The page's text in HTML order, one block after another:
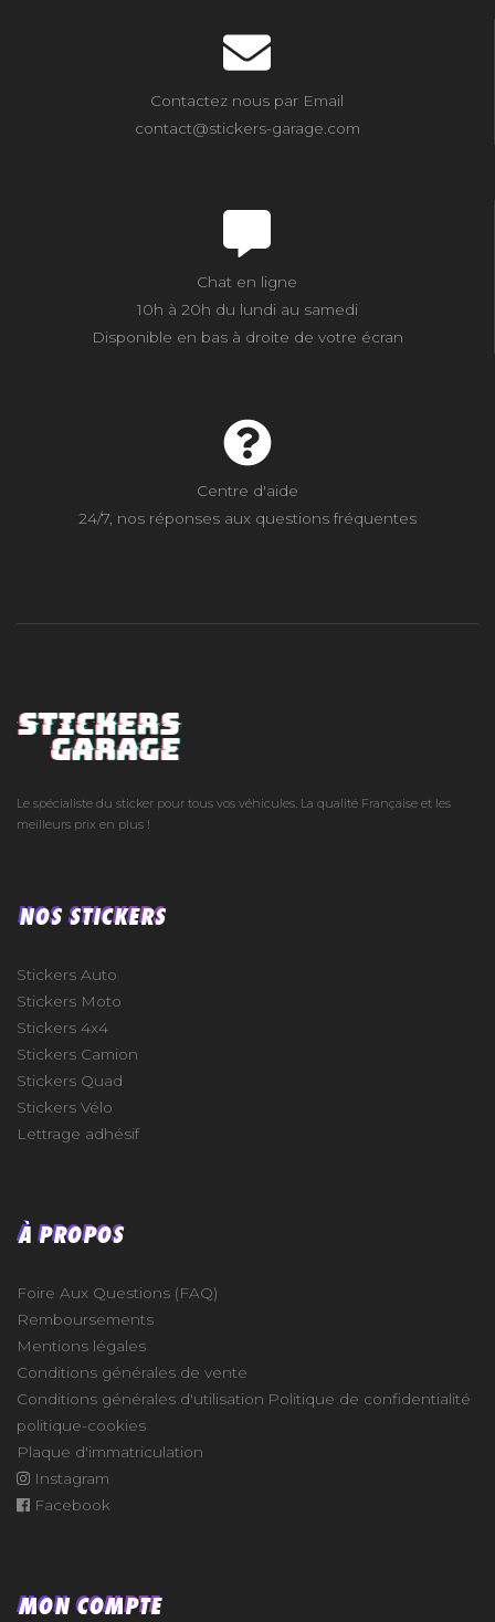
Contactez nous par Email
contact@stickers-garage.com
Chat en ligne
10h à 20h du lundi au samedi
Disponible en bas à droite de votre écran
Centre d'aide
24/7, nos réponses aux questions fréquentes
Le spécialiste du sticker pour tous vos véhicules. La qualité Française et les
meilleurs prix en plus !
NOS STICKERS
Stickers Auto
Stickers Moto
Stickers 4x4
Stickers Camion
Stickers Quad
Stickers Vélo
Lettrage adhésif
À PROPOS
Foire Aux Questions (FAQ)
Remboursements
Mentions légales
Conditions générales de vente
Conditions générales d'utilisation Politique de confidentialité
politique-cookies
Plaque d'immatriculation
Instagram
Facebook
MON COMPTE